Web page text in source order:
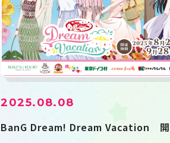
2025.08.08
BanG Dream! Dream Vacation 開